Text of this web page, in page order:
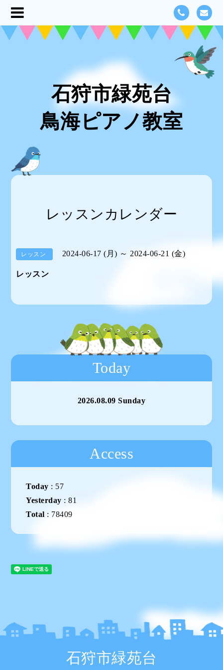
石狩市緑苑台
鳥海ピアノ教室
レッスンカレンダー
レッスン 2024-06-17 (月) ～ 2024-06-21 (金)
レッスン
Today
2026.08.09 Sunday
Access
Today : 57
Yesterday :81
Total : 78409
石狩市緑苑台